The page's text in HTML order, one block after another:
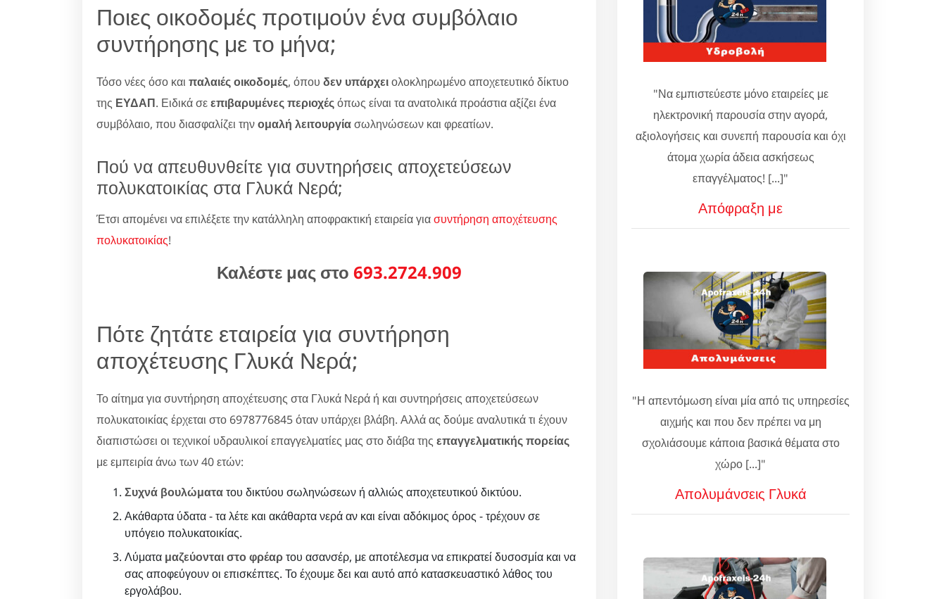
Ποιες οικοδομές προτιμούν ένα συμβόλαιο
συντήρησης με το μήνα;
Τόσο νέες όσο και παλαιές οικοδομές, όπου δεν υπάρχειολοκληρωμένο αποχετευτικό δίκτυο
της ΕΥΔΑΠ. Ειδικά σεεπιβαρυμένες περιοχέςόπως είναι τα ανατολικά προάστια αξίζει ένα
συμβόλαιο, που διασφαλίζει τηνομαλή λειτουργίασωληνώσεων και φρεατίων.
Πού να απευθυνθείτε για συντηρήσεις αποχετεύσεων
πολυκατοικίας στα Γλυκά Νερά;
Έτσι απομένει να επιλέξετε την κατάλληλη αποφρακτική εταιρεία γιασυντήρηση αποχέτευσης
πολυκατοικίας!
Καλέστε μας στο 693.2724.909
Πότε ζητάτε εταιρεία για συντήρηση
αποχέτευσης Γλυκά Νερά;
Το αίτημα για συντήρηση αποχέτευσης στα Γλυκά Νερά ή και συντηρήσεις αποχετεύσεων
πολυκατοικίας έρχεται στο 6978776845 όταν υπάρχει βλάβη. Αλλά ας δούμε αναλυτικά τι έχουν
διαπιστώσει οι τεχνικοί υδραυλικοί επαγγελματίες μας στο διάβα της επαγγελματικής πορείας
με εμπειρία άνω των 40 ετών:
Συχνά βουλώματατου δικτύου σωληνώσεων ή αλλιώς αποχετευτικού δικτύου.
Ακάθαρτα ύδατα - τα λέτε και ακάθαρτα νερά αν και είναι αδόκιμος όρος - τρέχουν σε
υπόγειο πολυκατοικίας.
Λύματα μαζεύονται στο φρέαρτου ασανσέρ, με αποτέλεσμα να επικρατεί δυσοσμία και να
σας αποφεύγουν οι επισκέπτες. Το έχουμε δει και αυτό από κατασκευαστικό λάθος του
εργολάβου.
"Να εμπιστεύεστε μόνο εταιρείες με
ηλεκτρονική παρουσία στην αγορά,
αξιολογήσεις και συνεπή παρουσία και όχι
άτομα χωρία άδεια ασκήσεως
επαγγέλματος! [...]"
Απόφραξη με
"Η απεντόμωση είναι μία από τις υπηρεσίες
αιχμής και που δεν πρέπει να μη
σχολιάσουμε κάποια βασικά θέματα στο
χώρο [...]"
Απολυμάνσεις Γλυκά